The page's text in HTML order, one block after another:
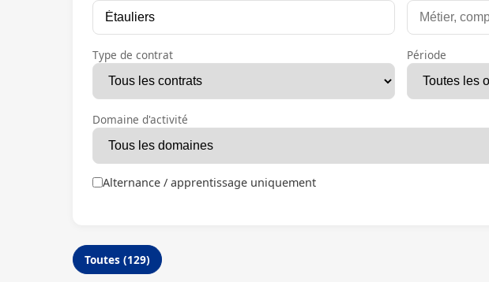
Type de contrat Période
Domaine d'activité
Alternance / apprentissage uniquement
Toutes (129)